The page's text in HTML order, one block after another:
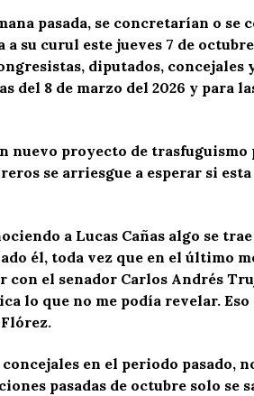
pasada, se concretarían o
curul este jueves 7 de
diputados, concejales
8 de marzo del 2026 y para
nuevo proyecto de trasfuguismo
se arriesgue a esperar si
a Lucas Cañas algo se
él, toda vez que en el último
con el senador Carlos Andrés
lo que no me podía revelar. Eso
en el periodo pasado,
pasadas de octubre solo se